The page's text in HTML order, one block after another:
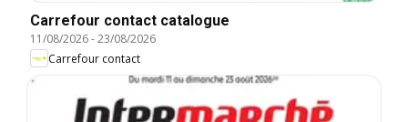
Carrefour contact catalogue
11/08/2026-23/08/2026
Carrefour contact